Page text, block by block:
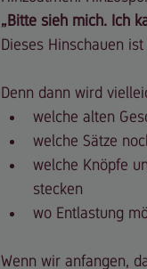
„Bitte sieh mich. Ich
Dieses Hinschauen
Denn dann wird
welche alten
welche Sätze
welche Knöpfe
stecken
wo Entlastung
Wenn wir anfangen,